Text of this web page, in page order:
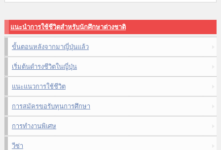
แนะนำการใช้ชีวิตสำหรับนักศึกษาต่างชาติ
ขั้นตอนหลังจากมาญี่ปุ่นแล้ว
เริ่มต้นดำรงชีวิตในญี่ปุ่น
แนะแนวการใช้ชีวิต
การสมัครขอรับทุนการศึกษา
การทำงานพิเศษ
วีซ่า